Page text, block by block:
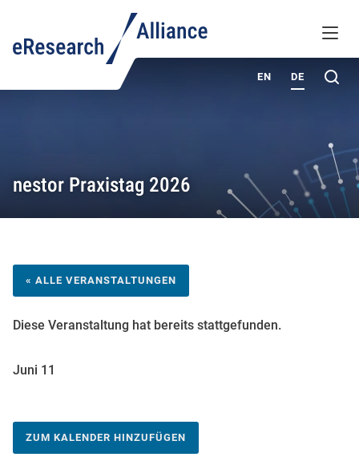
EN DE
MENÜ
ÜBER UNS
nestor Praxistag 2026
« ALLE VERANSTALTUNGEN
Diese Veranstaltung hat bereits stattgefunden.
Juni 11
ZUM KALENDER HINZUFÜGEN